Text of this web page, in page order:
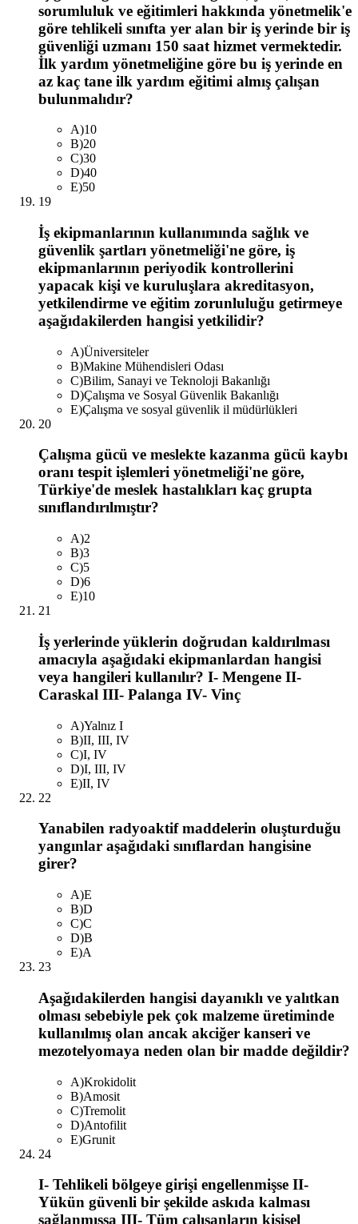
sorumluluk ve eğitimleri hakkında yönetmelik'e
göre tehlikeli sınıfta yer alan bir iş yerinde bir iş
güvenliği uzmanı 150 saat hizmet vermektedir.
İlk yardım yönetmeliğine göre bu iş yerinde en
az kaç tane ilk yardım eğitimi almış çalışan
bulunmalıdır?
A)10
B)20
C)30
D)40
E)50
19
İş ekipmanlarının kullanımında sağlık ve
güvenlik şartları yönetmeliği'ne göre, iş
ekipmanlarının periyodik kontrollerini
yapacak kişi ve kuruluşlara akreditasyon,
yetkilendirme ve eğitim zorunluluğu getirmeye
aşağıdakilerden hangisi yetkilidir?
A)Üniversiteler
B)Makine Mühendisleri Odası
C)Bilim, Sanayi ve Teknoloji Bakanlığı
D)Çalışma ve Sosyal Güvenlik Bakanlığı
E)Çalışma ve sosyal güvenlik il müdürlükleri
20
Çalışma gücü ve meslekte kazanma gücü kaybı
oranı tespit işlemleri yönetmeliği'ne göre,
Türkiye'de meslek hastalıkları kaç grupta
sınıflandırılmıştır?
A)2
B)3
C)5
D)6
E)10
21
İş yerlerinde yüklerin doğrudan kaldırılması
amacıyla aşağıdaki ekipmanlardan hangisi
veya hangileri kullanılır? I- Mengene II-
Caraskal III- Palanga IV- Vinç
A)Yalnız I
B)II, III, IV
C)I, IV
D)I, III, IV
E)II, IV
22
Yanabilen radyoaktif maddelerin oluşturduğu
yangınlar aşağıdaki sınıflardan hangisine
girer?
A)E
B)D
C)C
D)B
E)A
23
Aşağıdakilerden hangisi dayanıklı ve yalıtkan
olması sebebiyle pek çok malzeme üretiminde
kullanılmış olan ancak akciğer kanseri ve
mezotelyomaya neden olan bir madde değildir?
A)Krokidolit
B)Amosit
C)Tremolit
D)Antofilit
E)Grunit
24
I- Tehlikeli bölgeye girişi engellenmişse II-
Yükün güvenli bir şekilde askıda kalması
sağlanmışsa III- Tüm çalışanların kişisel